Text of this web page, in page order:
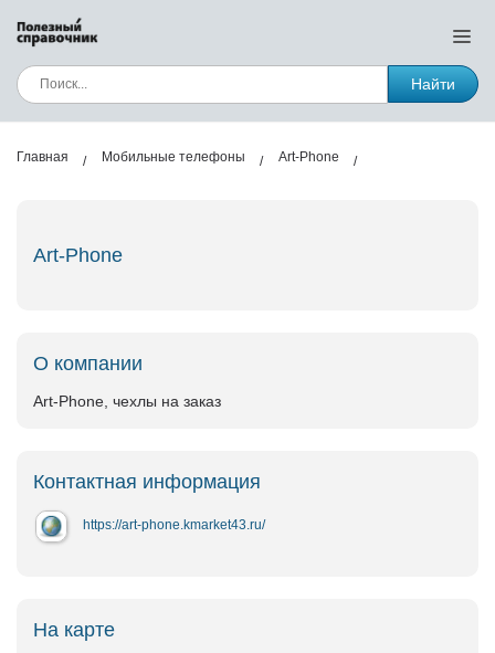
Найти
Главная Мобильные телефоны Art-Phone
Art-Phone
О компании
Art-Phone, чехлы на заказ
Контактная информация
https://art-phone.kmarket43.ru/
На карте